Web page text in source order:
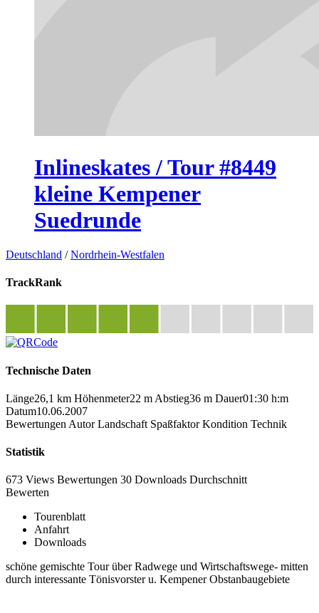
Inlineskates / Tour #8449
kleine Kempener
Suedrunde
Deutschland /Nordrhein-Westfalen
TrackRank
Technische Daten
Länge26,1 km Höhenmeter22 m Abstieg36 m Dauer01:30 h:m
Datum10.06.2007
Bewertungen Autor Landschaft Spaßfaktor Kondition Technik
Statistik
673 Views Bewertungen 30 Downloads Durchschnitt
Bewerten
Tourenblatt
Anfahrt
Downloads
schöne gemischte Tour über Radwege und Wirtschaftswege- mitten
durch interessante Tönisvorster u. Kempener Obstanbaugebiete